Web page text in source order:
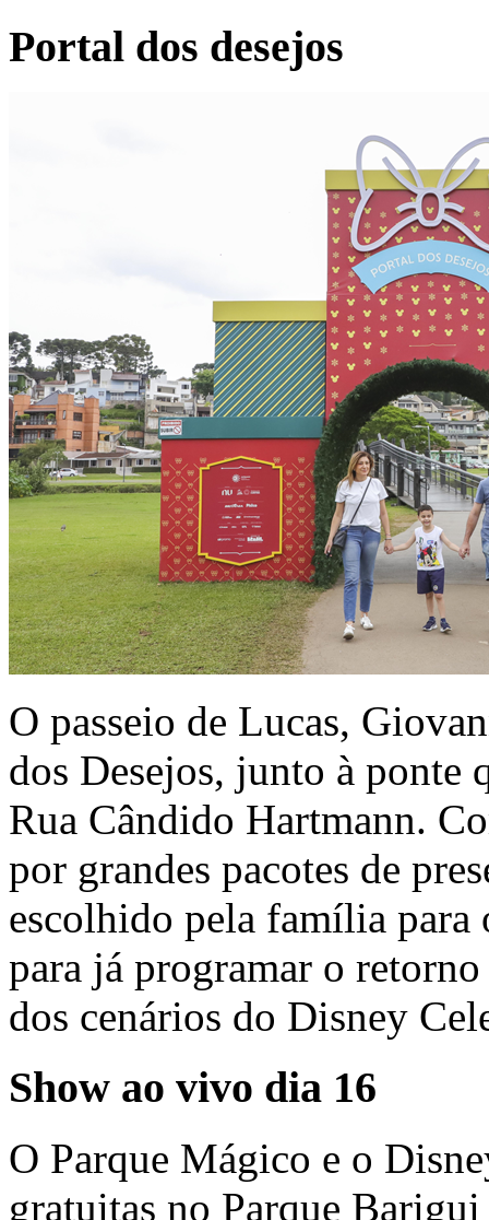
Portal dos desejos
O passeio de Lucas,
dos Desejos, junto à ponte
Rua Cândido Hartmann.
por grandes pacotes de
escolhido pela família
para já programar o
dos cenários do Disney
Show ao vivo dia 16
O Parque Mágico e o
gratuitas no Parque